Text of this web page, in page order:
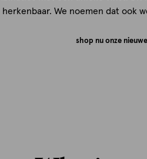
herkenbaar. We noemen dat ook
shop nu onze